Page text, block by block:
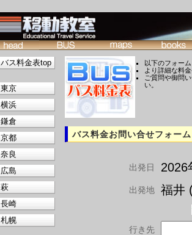
以下のフォー
より詳細な料
ご質問や御問
い。
バス料金お問い合せフォーム
出発日 2026
出発地 福井
行き先
バス料金表top
東京
横浜
鎌倉
京都
奈良
広島
萩
長崎
札幌